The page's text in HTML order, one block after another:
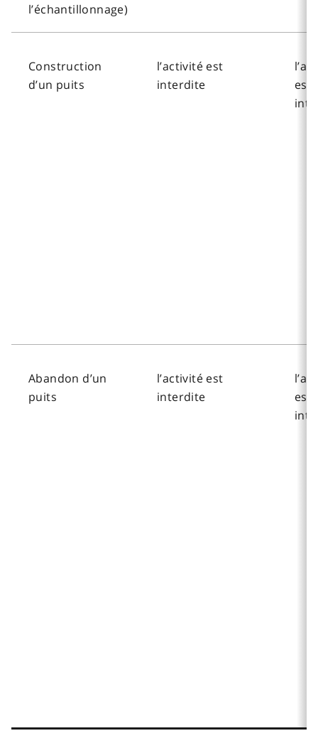
l’échantillonnage)
Construction
d’un puits
l’activité est
interdite
est
Abandon d’un
puits
l’activité est
interdite
est